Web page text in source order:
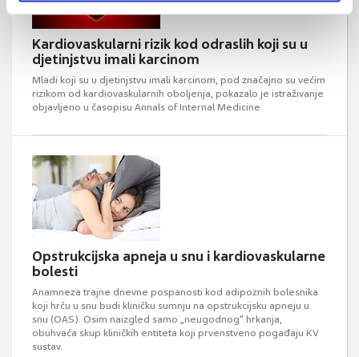
Kardiovaskularni rizik kod odraslih koji su u
djetinjstvu imali karcinom
Mladi koji su u djetinjstvu imali karcinom, pod značajno su većim
rizikom od kardiovaskularnih oboljenja, pokazalo je istraživanje
objavljeno u časopisu Annals of Internal Medicine.
Opstrukcijska apneja u snu i kardiovaskularne
bolesti
Anamneza trajne dnevne pospanosti kod adipoznih bolesnika
koji hrču u snu budi kliničku sumnju na opstrukcijsku apneju u
snu (OAS). Osim naizgled samo „neugodnog“ hrkanja,
obuhvaća skup kliničkih entiteta koji prvenstveno pogađaju KV
sustav.